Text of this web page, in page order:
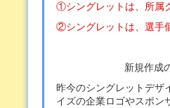
①シングレットは、所属
②シングレットは、選手
新規作成
昨今のシングレットデザ
イズの企業ロゴやスポン